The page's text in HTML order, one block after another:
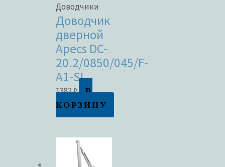
Доводчики
Доводчик
дверной
Apecs DC-
20.2/0850/045/F-
A1-SL
1382₽
В
КОРЗИНУ